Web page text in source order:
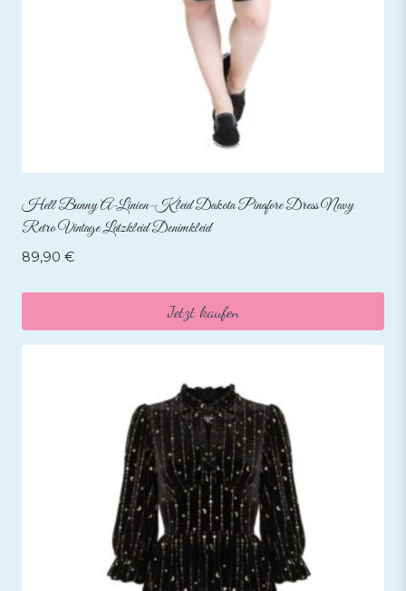
Hell Bunny A-Linien-Kleid Dakota Pinafore Dress Navy
Retro Vintage Latzkleid Denimkleid
89,90 €
Jetzt kaufen